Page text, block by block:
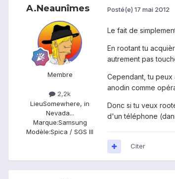
A.Neaunîmes
Membre
2,2k
LieuSomewhere, in
Nevada...
Marque:Samsung
Modèle:Spica / SGS III
Posté(e) 17 mai 2012
Le fait de
En rootant tu
autrement pas
Cependant, tu peux
anodin comme
Donc si tu veux
d'un téléphone
Citer